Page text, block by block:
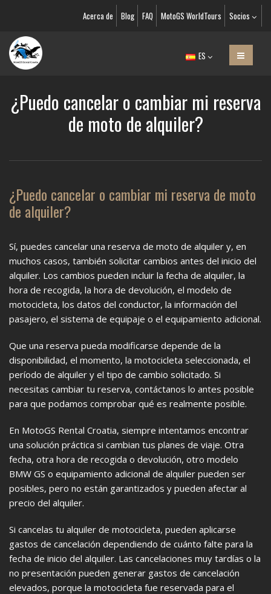
Acerca de Blog FAQ MotoGS WorldTours Socios
ES
¿Puedo cancelar o cambiar mi reserva
de moto de alquiler?
¿Puedo cancelar o cambiar mi reserva de moto
de alquiler?
Sí, puedes cancelar una reserva de moto de alquiler y, en
muchos casos, también solicitar cambios antes del inicio del
alquiler. Los cambios pueden incluir la fecha de alquiler, la
hora de recogida, la hora de devolución, el modelo de
motocicleta, los datos del conductor, la información del
pasajero, el sistema de equipaje o el equipamiento adicional.
Que una reserva pueda modificarse depende de la
disponibilidad, el momento, la motocicleta seleccionada, el
período de alquiler y el tipo de cambio solicitado. Si
necesitas cambiar tu reserva, contáctanos lo antes posible
para que podamos comprobar qué es realmente posible.
En MotoGS Rental Croatia, siempre intentamos encontrar
una solución práctica si cambian tus planes de viaje. Otra
fecha, otra hora de recogida o devolución, otro modelo
BMW GS o equipamiento adicional de alquiler pueden ser
posibles, pero no están garantizados y pueden afectar al
precio del alquiler.
Si cancelas tu alquiler de motocicleta, pueden aplicarse
gastos de cancelación dependiendo de cuánto falte para la
fecha de inicio del alquiler. Las cancelaciones muy tardías o la
no presentación pueden generar gastos de cancelación
elevados, porque la motocicleta fue reservada para el